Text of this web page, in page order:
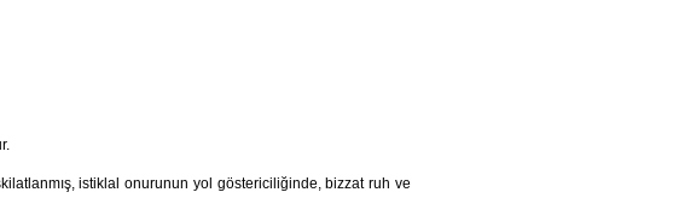
istiklal onurunun yol göstericiliğinde, bizzat ruh ve